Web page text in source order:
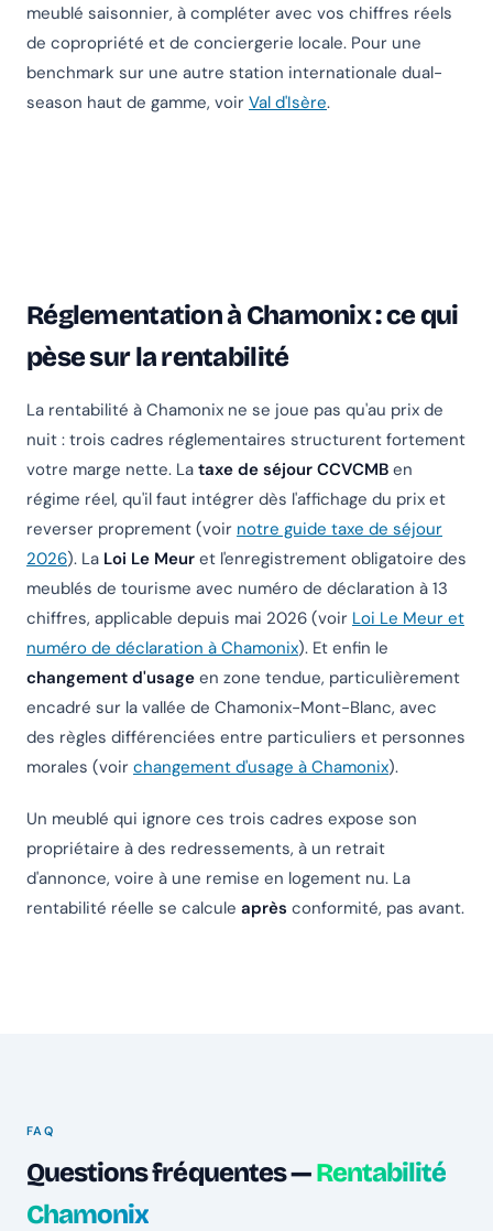
meublé saisonnier, à compléter avec vos chiffres réels
de copropriété et de conciergerie locale. Pour une
benchmark sur une autre station internationale dual-
season haut de gamme, voir Val d'Isère.
Réglementation à Chamonix : ce qui
pèse sur la rentabilité
La rentabilité à Chamonix ne se joue pas qu'au prix de
nuit : trois cadres réglementaires structurent fortement
votre marge nette. La taxe de séjour CCVCMB en
régime réel, qu'il faut intégrer dès l'affichage du prix et
reverser proprement (voir notre guide taxe de séjour
2026). La Loi Le Meur et l'enregistrement obligatoire des
meublés de tourisme avec numéro de déclaration à 13
chiffres, applicable depuis mai 2026 (voir Loi Le Meur et
numéro de déclaration à Chamonix). Et enfin le
changement d'usage en zone tendue, particulièrement
encadré sur la vallée de Chamonix-Mont-Blanc, avec
des règles différenciées entre particuliers et personnes
morales (voir changement d'usage à Chamonix).
Un meublé qui ignore ces trois cadres expose son
propriétaire à des redressements, à un retrait
d'annonce, voire à une remise en logement nu. La
rentabilité réelle se calcule après conformité, pas avant.
FAQ
Questions fréquentes —Rentabilité
Chamonix